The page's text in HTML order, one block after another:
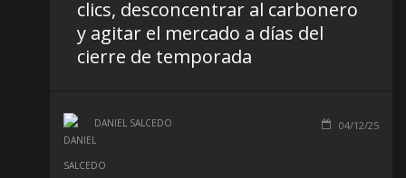
clics, desconcentrar al carbonero
y agitar el mercado a días del
cierre de temporada
DANIEL SALCEDO 04/12/25